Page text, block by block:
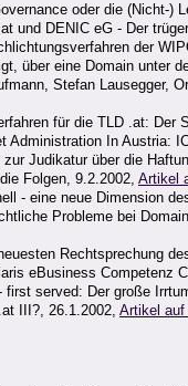
oder die (Nicht-)
und DENIC eG - Der
der
über eine Domain unter
Stefan Lausegger,
für die TLD .at: Der
Administration In Austria:
Judikatur über die
Folgen, 9.2.2002, Artikel
- eine neue Dimension
Probleme bei
Rechtsprechung
eBusiness Competenz
first served: Der große
III?, 26.1.2002, Artikel